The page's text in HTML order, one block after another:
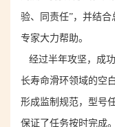
验、同责任”，并结
专家大力帮助。
经过半年攻坚，成
长寿命滑环领域的空
形成监制规范，型号
保证了任务按时完成。